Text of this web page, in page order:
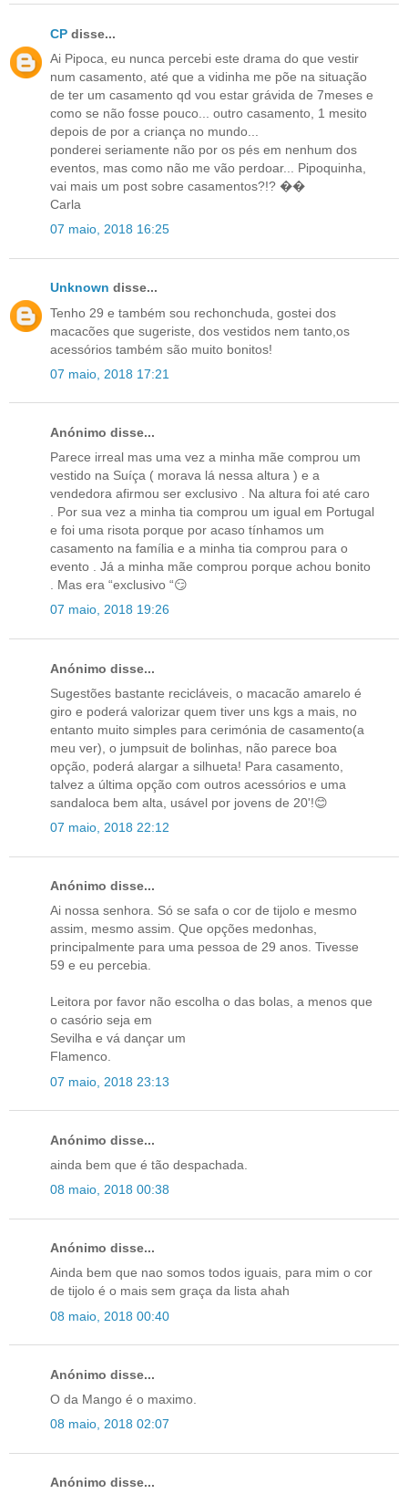
CP disse...
Ai Pipoca, eu nunca percebi este drama do que vestir
num casamento, até que a vidinha me põe na situação
de ter um casamento qd vou estar grávida de 7meses e
como se não fosse pouco... outro casamento, 1 mesito
depois de por a criança no mundo...
ponderei seriamente não por os pés em nenhum dos
eventos, mas como não me vão perdoar... Pipoquinha,
vai mais um post sobre casamentos?!? ��
Carla
07 maio, 2018 16:25
Unknown disse...
Tenho 29 e também sou rechonchuda, gostei dos
macacões que sugeriste, dos vestidos nem tanto,os
acessórios também são muito bonitos!
07 maio, 2018 17:21
Anónimo disse...
Parece irreal mas uma vez a minha mãe comprou um
vestido na Suíça ( morava lá nessa altura ) e a
vendedora afirmou ser exclusivo . Na altura foi até caro
. Por sua vez a minha tia comprou um igual em Portugal
e foi uma risota porque por acaso tínhamos um
casamento na família e a minha tia comprou para o
evento . Já a minha mãe comprou porque achou bonito
. Mas era “exclusivo “😏
07 maio, 2018 19:26
Anónimo disse...
Sugestões bastante recicláveis, o macacão amarelo é
giro e poderá valorizar quem tiver uns kgs a mais, no
entanto muito simples para cerimónia de casamento(a
meu ver), o jumpsuit de bolinhas, não parece boa
opção, poderá alargar a silhueta! Para casamento,
talvez a última opção com outros acessórios e uma
sandaloca bem alta, usável por jovens de 20'!😊
07 maio, 2018 22:12
Anónimo disse...
Ai nossa senhora. Só se safa o cor de tijolo e mesmo
assim, mesmo assim. Que opções medonhas,
principalmente para uma pessoa de 29 anos. Tivesse
59 e eu percebia.
Leitora por favor não escolha o das bolas, a menos que
o casório seja em
Sevilha e vá dançar um
Flamenco.
07 maio, 2018 23:13
Anónimo disse...
ainda bem que é tão despachada.
08 maio, 2018 00:38
Anónimo disse...
Ainda bem que nao somos todos iguais, para mim o cor
de tijolo é o mais sem graça da lista ahah
08 maio, 2018 00:40
Anónimo disse...
O da Mango é o maximo.
08 maio, 2018 02:07
Anónimo disse...